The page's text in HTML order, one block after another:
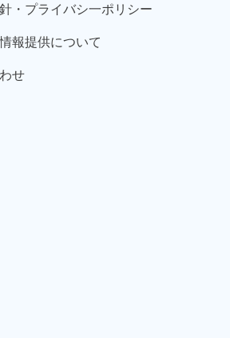
・プライバシ一ポリシー
報提供について
せ